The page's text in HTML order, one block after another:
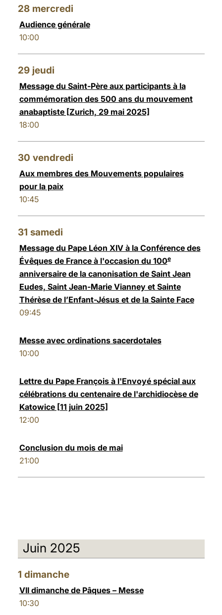
28 mercredi
Audience générale
10:00
29 jeudi
Message du Saint-Père aux participants à la
commémoration des 500 ans du mouvement
anabaptiste [Zurich, 29 mai 2025]
18:00
30 vendredi
Aux membres des Mouvements populaires
pour la paix
10:45
31 samedi
Message du Pape Léon XIV à la Conférence des
Évêques de France à l'occasion du 100e
anniversaire de la canonisation de Saint Jean
Eudes, Saint Jean-Marie Vianney et Sainte
Thérèse de l’Enfant-Jésus et de la Sainte Face
09:45
Messe avec ordinations sacerdotales
10:00
Lettre du Pape François à l'Envoyé spécial aux
célébrations du centenaire de l'archidiocèse de
Katowice [11 juin 2025]
12:00
Conclusion du mois de mai
21:00
Juin 2025
1 dimanche
VII dimanche de Pâques – Messe
10:30